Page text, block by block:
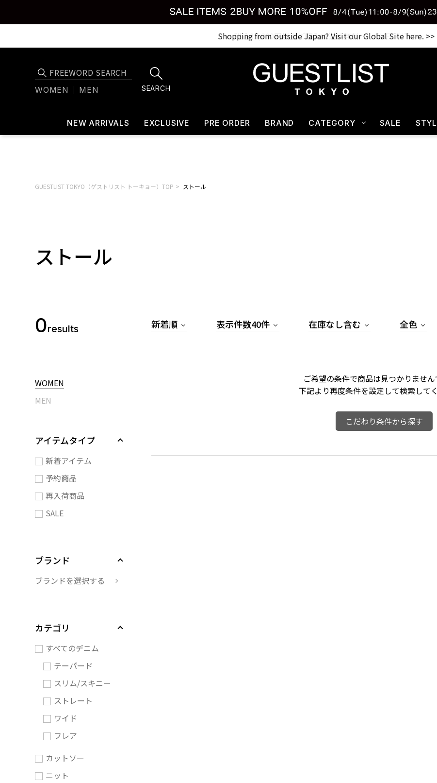
税込33,000円以上ご購入で送料無料 CHECK IT>>
Shopping from outside Japan? Visit our Global Site here. >>
WOMEN MEN SEARCH
NEW ARRIVALS EXCLUSIVE PRE ORDER BRAND CATEGORY SALE
GUESTLIST TOKYO（ゲストリスト トーキョー）TOP ストール
ストール
0results
WOMEN
MEN
アイテムタイプ
新着アイテム
予約商品
再入荷商品
SALE
ブランド
ブランドを選択する
カテゴリ
すべてのデニム
テーパード
スリム/スキニー
ストレート
ワイド
フレア
カットソー
ニット
新着順 表示件数40件 在庫なし含む 全色
ご希望の条件で商品は見つかりません
下記より再度条件を設定して検索して
こだわり条件から探す